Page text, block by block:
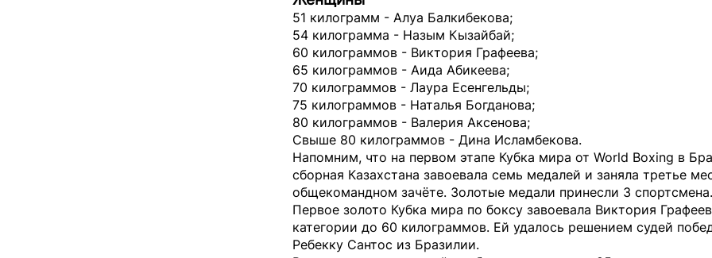
51 килограмм - Алуа Балкибекова;
54 килограмма - Назым Кызайбай;
60 килограммов - Виктория Графеева;
65 килограммов - Аида Абикеева;
70 килограммов - Лаура Есенгельды;
75 килограммов - Наталья Богданова;
80 килограммов - Валерия Аксенова;
Свыше 80 килограммов - Дина Исламбекова.
Напомним, что на первом этапе Кубка мира от World Boxing в
сборная Казахстана завоевала семь медалей и заняла третье
общекомандном зачёте. Золотые медали принесли 3 спортсмена.
Первое золото Кубка мира по боксу завоевала Виктория
категории до 60 килограммов. Ей удалось решением судей
Ребекку Сантос из Бразилии.